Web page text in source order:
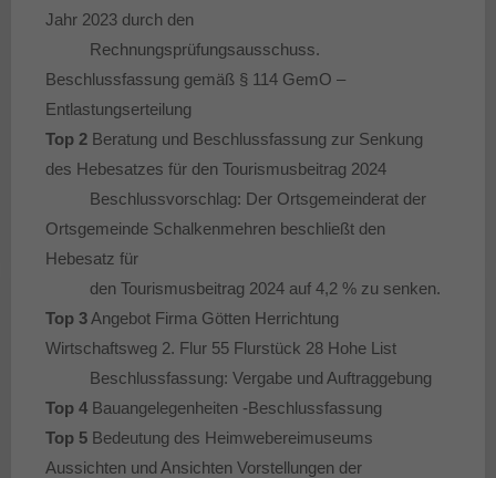
Jahr 2023 durch den
Rechnungsprüfungsausschuss.
Beschlussfassung gemäß § 114 GemO –
Entlastungserteilung
Top 2Beratung und Beschlussfassung zur Senkung
des Hebesatzes für den Tourismusbeitrag 2024
Beschlussvorschlag: Der Ortsgemeinderat der
Ortsgemeinde Schalkenmehren beschließt den
Hebesatz für
den Tourismusbeitrag 2024 auf 4,2 % zu senken.
Top 3Angebot Firma Götten Herrichtung
Wirtschaftsweg 2. Flur 55 Flurstück 28 Hohe List
Beschlussfassung: Vergabe und Auftraggebung
Top 4Bauangelegenheiten -Beschlussfassung
Top 5Bedeutung des Heimwebereimuseums
Aussichten und Ansichten Vorstellungen der